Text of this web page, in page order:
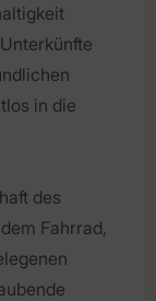
in die
des
Fahrrad,